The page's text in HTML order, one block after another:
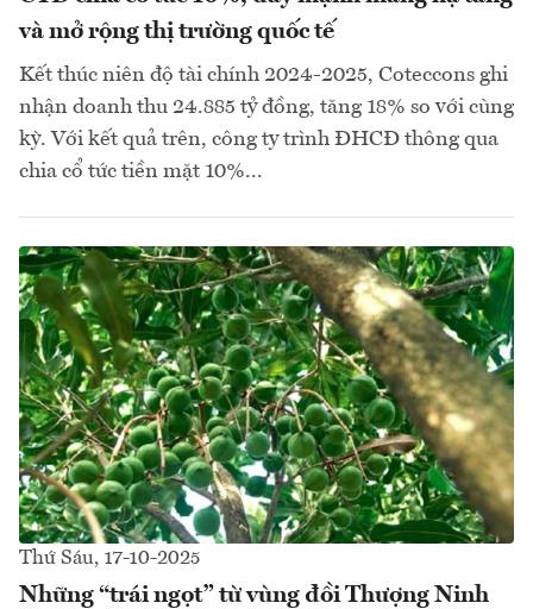
và mở rộng thị trường quốc tế
Kết thúc niên độ tài chính 2024-2025, Coteccons ghi
nhận doanh thu 24.885 tỷ đồng, tăng 18% so với cùng
kỳ. Với kết quả trên, công ty trình ĐHCĐ thông qua
chia cổ tức tiền mặt 10%...
Thứ Sáu, 17-10-2025
Những “trái ngọt” từ vùng đồi Thượng Ninh